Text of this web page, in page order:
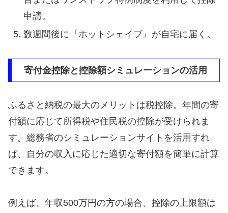
申請。
数週間後に『ホットシェイブ』が自宅に届く。
寄付金控除と控除額シミュレーションの活用
ふるさと納税の最大のメリットは税控除。年間の寄
付額に応じて所得税や住民税の控除が受けられま
す。総務省のシミュレーションサイトを活用すれ
ば、自分の収入に応じた適切な寄付額を簡単に計算
できます。
例えば、年収500万円の方の場合、控除の上限額は